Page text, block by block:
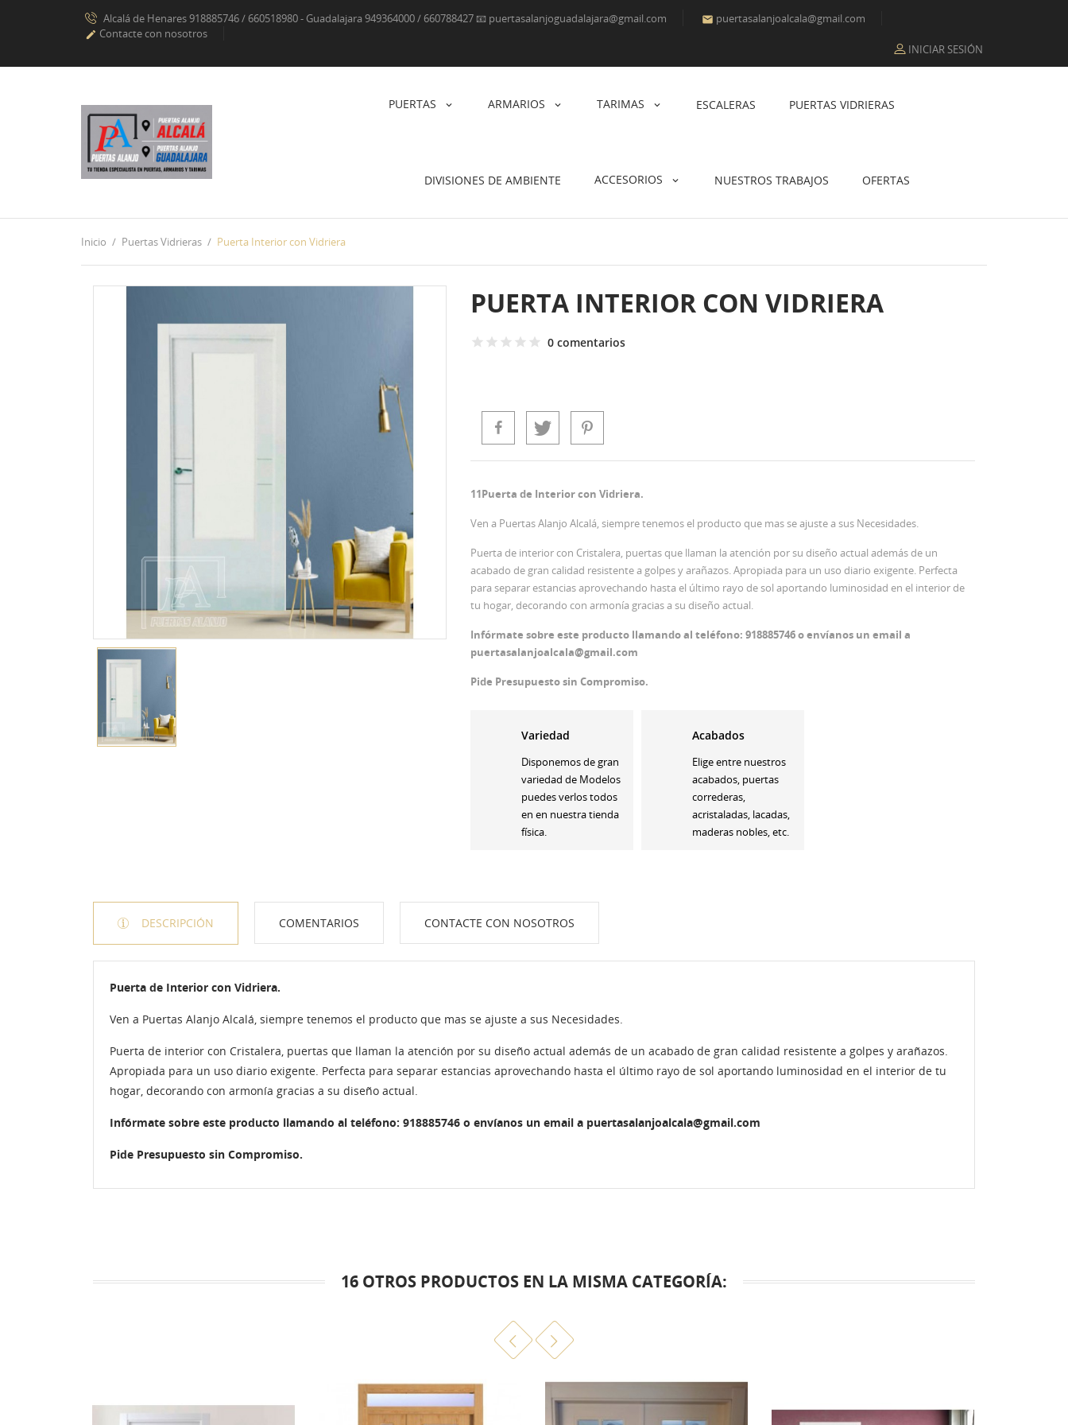
Alcalá de Henares 918885746 / 660518980 - Guadalajara 949364000 / 660788427 📧 puertasalanjoguadalajara@gmail.com  puertasalanjoalcala@gmail.com
 Contacte con nosotros
INICIAR SESIÓN
PUERTAS ARMARIOS TARIMAS ESCALERAS PUERTAS VIDRIERAS
DIVISIONES DE AMBIENTE ACCESORIOS NUESTROS TRABAJOS OFERTAS
Inicio Puertas Vidrieras Puerta Interior con Vidriera
PUERTA INTERIOR CON VIDRIERA
0 comentarios
11Puerta de Interior con Vidriera.
Ven a Puertas Alanjo Alcalá, siempre tenemos el producto que mas se ajuste a sus Necesidades.
Puerta de interior con Cristalera, puertas que llaman la atención por su diseño actual además de un
acabado de gran calidad resistente a golpes y arañazos. Apropiada para un uso diario exigente. Perfecta
para separar estancias aprovechando hasta el último rayo de sol aportando luminosidad en el interior de
tu hogar, decorando con armonía gracias a su diseño actual.
Infórmate sobre este producto llamando al teléfono: 918885746 o envíanos un email a
puertasalanjoalcala@gmail.com
Pide Presupuesto sin Compromiso.
Variedad
Disponemos de gran
variedad de Modelos
puedes verlos todos
en en nuestra tienda
física.
Acabados
Elige entre nuestros
acabados, puertas
correderas,
acristaladas, lacadas,
maderas nobles, etc.
DESCRIPCIÓN COMENTARIOS CONTACTE CON NOSOTROS
Puerta de Interior con Vidriera.
Ven a Puertas Alanjo Alcalá, siempre tenemos el producto que mas se ajuste a sus Necesidades.
Puerta de interior con Cristalera, puertas que llaman la atención por su diseño actual además de un acabado de gran calidad resistente a golpes y arañazos.
Apropiada para un uso diario exigente. Perfecta para separar estancias aprovechando hasta el último rayo de sol aportando luminosidad en el interior de tu
hogar, decorando con armonía gracias a su diseño actual.
Infórmate sobre este producto llamando al teléfono: 918885746 o envíanos un email a puertasalanjoalcala@gmail.com
Pide Presupuesto sin Compromiso.
16 OTROS PRODUCTOS EN LA MISMA CATEGORÍA: